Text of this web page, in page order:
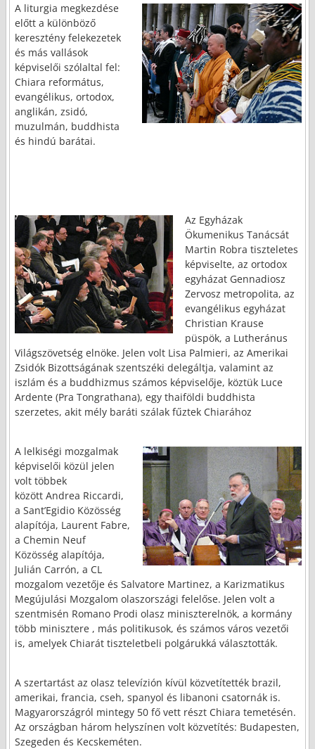
A liturgia megkezdése
előtt a különböző
keresztény felekezetek
és más vallások
képviselői szólaltal fel:
Chiara református,
evangélikus, ortodox,
anglikán, zsidó,
muzulmán, buddhista
és hindú barátai.
Az Egyházak
Ökumenikus Tanácsát
Martin Robra tiszteletes
képviselte, az ortodox
egyházat Gennadiosz
Zervosz metropolita, az
evangélikus egyházat
Christian Krause
püspök, a Lutheránus
Világszövetség elnöke. Jelen volt Lisa Palmieri, az Amerikai
Zsidók Bizottságának szentszéki delegáltja, valamint az
iszlám és a buddhizmus számos képviselője, köztük Luce
Ardente (Pra Tongrathana), egy thaiföldi buddhista
szerzetes, akit mély baráti szálak fűztek Chiarához
A lelkiségi mozgalmak
képviselői közül jelen
volt többek
között Andrea Riccardi,
a Sant’Egidio Közösség
alapítója, Laurent Fabre,
a Chemin Neuf
Közösség alapítója,
Julián Carrón, a CL
mozgalom vezetője és Salvatore Martinez, a Karizmatikus
Megújulási Mozgalom olaszországi felelőse. Jelen volt a
szentmisén Romano Prodi olasz miniszterelnök, a kormány
több minisztere , más politikusok, és számos város vezetői
is, amelyek Chiarát tiszteletbeli polgárukká választották.
A szertartást az olasz televízión kívül közvetítették brazil,
amerikai, francia, cseh, spanyol és libanoni csatornák is.
Magyarországról mintegy 50 fő vett részt Chiara temetésén.
Az országban három helyszínen volt közvetítés: Budapesten,
Szegeden és Kecskeméten.